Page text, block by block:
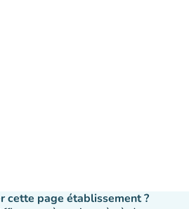
cette page établissement ?